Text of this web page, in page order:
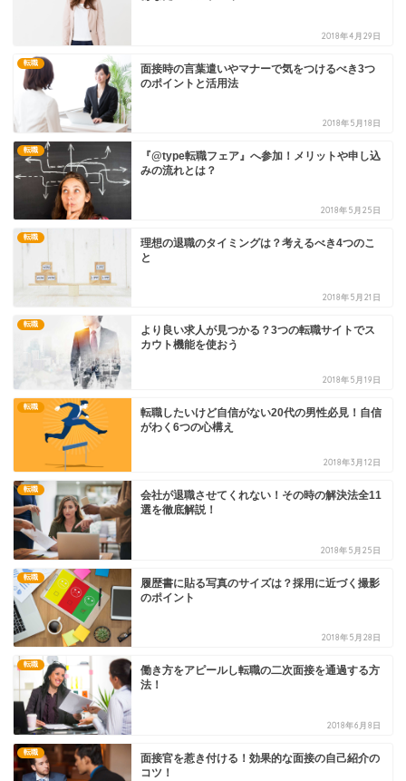
2018年4月29日
転職
面接時の言葉遣いやマナーで気をつけるべき3つ
のポイントと活用法
2018年5月18日
転職
『@type転職フェア』へ参加！メリットや申し込
みの流れとは？
2018年5月25日
転職
理想の退職のタイミングは？考えるべき4つのこ
と
2018年5月21日
転職
より良い求人が見つかる？3つの転職サイトでス
カウト機能を使おう
2018年5月19日
転職
転職したいけど自信がない20代の男性必見！自信
がわく6つの心構え
2018年3月12日
転職
会社が退職させてくれない！その時の解決法全11
選を徹底解説！
2018年5月25日
転職
履歴書に貼る写真のサイズは？採用に近づく撮影
のポイント
2018年5月28日
転職
働き方をアピールし転職の二次面接を通過する方
法！
2018年6月8日
転職
面接官を惹き付ける！効果的な面接の自己紹介の
コツ！